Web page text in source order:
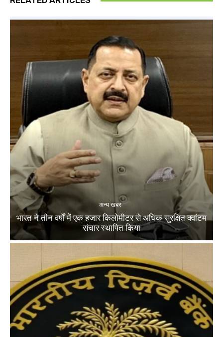
अन्य खबर
भारत ने तीन वर्षों में एक हजार किलोमीटर से अधिक सुरक्षित क्वांटम
संचार स्थापित किया